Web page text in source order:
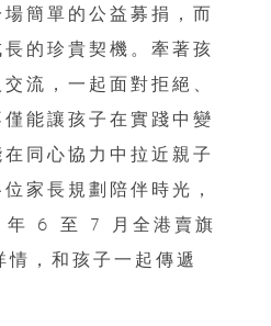
簡單的公益募捐，而
的珍貴契機。牽著孩
流，一起面對拒絕、
能讓孩子在實踐中變
同心協力中拉近親子
家長規劃陪伴時光，
年 6 至 7 月全港賣旗
，和孩子一起傳遞